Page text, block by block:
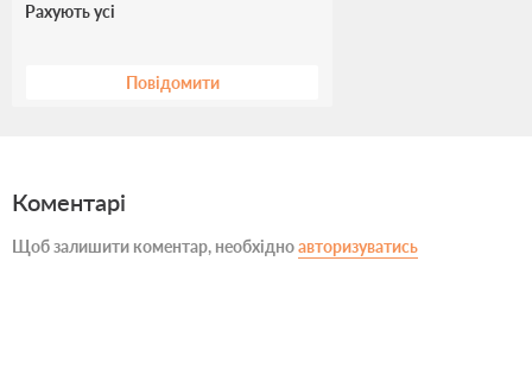
Рахують усі
Повідомити
Коментарі
Щоб залишити коментар, необхідноавторизуватись